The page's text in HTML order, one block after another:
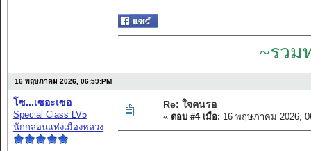
~รวม
16 พฤษภาคม 2026, 06:59:PM
โซ...เซอะเซอ
Special Class LV5
นักกลอนแห่งเมืองหลวง
Re: ใจคนรอ
« ตอบ #4 เมื่อ: 16 พฤษภาคม 2026,